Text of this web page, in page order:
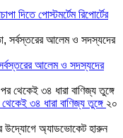
দিতে পোস্টমর্টেম রিপোর্টের
আলেম ও সদস্যদের
৩৪ ধারা বাণিজ্য তুঙ্গে ২০